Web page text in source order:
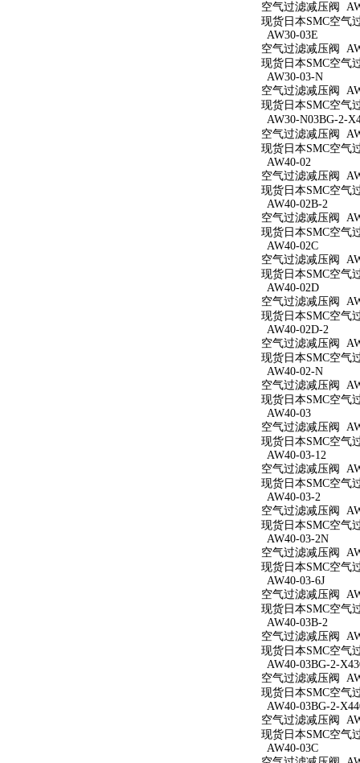
空气过滤减压阀
现货日本SMC空气
AW30-03E
空气过滤减压阀
现货日本SMC空气
AW30-03-N
空气过滤减压阀
现货日本SMC空气
AW30-N03BG-2-
空气过滤减压阀
现货日本SMC空气
AW40-02
空气过滤减压阀
现货日本SMC空气
AW40-02B-2
空气过滤减压阀
现货日本SMC空气
AW40-02C
空气过滤减压阀
现货日本SMC空气
AW40-02D
空气过滤减压阀
现货日本SMC空气
AW40-02D-2
空气过滤减压阀
现货日本SMC空气
AW40-02-N
空气过滤减压阀
现货日本SMC空气
AW40-03
空气过滤减压阀
现货日本SMC空气
AW40-03-12
空气过滤减压阀
现货日本SMC空气
AW40-03-2
空气过滤减压阀
现货日本SMC空气
AW40-03-2N
空气过滤减压阀
现货日本SMC空气
AW40-03-6J
空气过滤减压阀
现货日本SMC空气
AW40-03B-2
空气过滤减压阀
现货日本SMC空气
AW40-03BG-2-
空气过滤减压阀
现货日本SMC空气
AW40-03BG-2-
空气过滤减压阀
现货日本SMC空气
AW40-03C